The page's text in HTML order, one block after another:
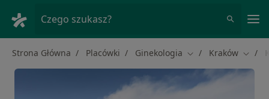
Czego szukasz?
Strona Główna Placówki Ginekologia Zmień miasto
Kraków